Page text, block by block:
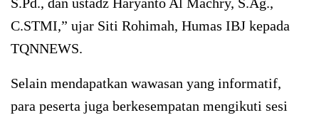
S.Pd., dan ustadz Haryanto Al Machry, S.Ag.,
C.STMI,” ujar Siti Rohimah, Humas IBJ kepada
TQNNEWS.
Selain mendapatkan wawasan yang informatif,
para peserta juga berkesempatan mengikuti sesi